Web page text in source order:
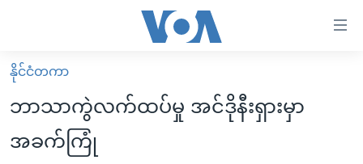
လွယ်ကူ
စေ
မူလစာမျက်နှာ
မြန်မာ
ကမ္ဘာ့သတင်းများ
နိုင်ငံတကာ
ဘာသာကွဲလက်ထပ်မှု အင်ဒိုနီးရှားမှာ
အခက်ကြုံ